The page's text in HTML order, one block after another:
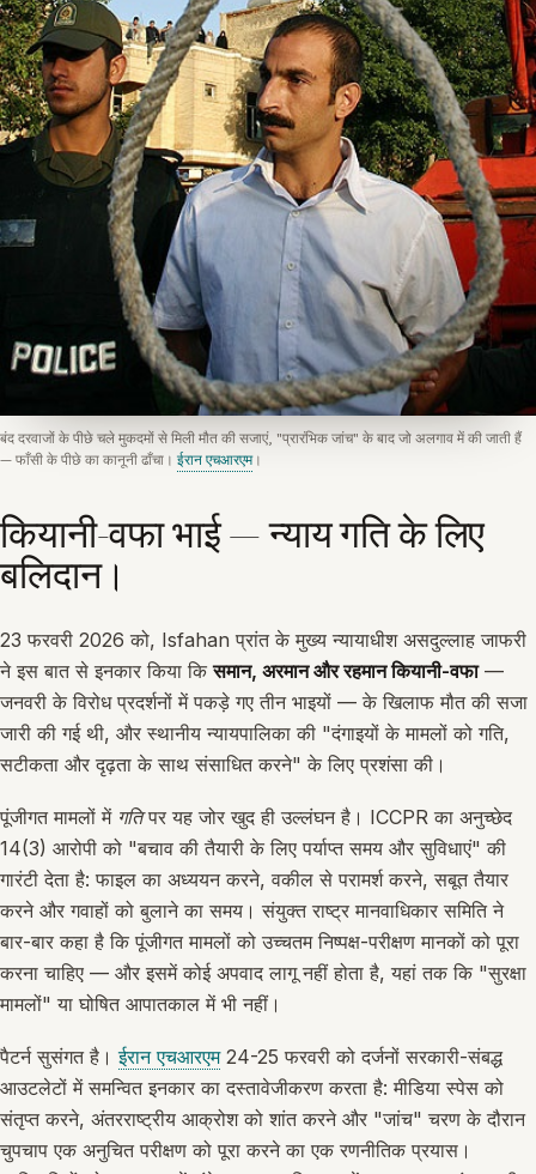
कियानी-वफा भाई — न्याय गति के लिए
बलिदान।
23 फरवरी 2026 को, Isfahan प्रांत के मुख्य न्यायाधीश असदुल्लाह जाफरी
ने इस बात से इनकार किया किसमान, अरमान और रहमान कियानी-वफा—
जनवरी के विरोध प्रदर्शनों में पकड़े गए तीन भाइयों — के खिलाफ मौत की सजा
जारी की गई थी, और स्थानीय न्यायपालिका की "दंगाइयों के मामलों को गति,
सटीकता और दृढ़ता के साथ संसाधित करने" के लिए प्रशंसा की।
पूंजीगत मामलों में गतिपर यह जोर खुद ही उल्लंघन है। ICCPR का अनुच्छेद
14(3) आरोपी को "बचाव की तैयारी के लिए पर्याप्त समय और सुविधाएं" की
गारंटी देता है: फाइल का अध्ययन करने, वकील से परामर्श करने, सबूत तैयार
करने और गवाहों को बुलाने का समय। संयुक्त राष्ट्र मानवाधिकार समिति ने
बार-बार कहा है कि पूंजीगत मामलों को उच्चतम निष्पक्ष-परीक्षण मानकों को पूरा
करना चाहिए — और इसमें कोई अपवाद लागू नहीं होता है, यहां तक कि "सुरक्षा
मामलों" या घोषित आपातकाल में भी नहीं।
पैटर्न सुसंगत है।ईरान एचआरएम24-25 फरवरी को दर्जनों सरकारी-संबद्ध
आउटलेटों में समन्वित इनकार का दस्तावेजीकरण करता है: मीडिया स्पेस को
संतृप्त करने, अंतरराष्ट्रीय आक्रोश को शांत करने और "जांच" चरण के दौरान
चुपचाप एक अनुचित परीक्षण को पूरा करने का एक रणनीतिक प्रयास।
बंद दरवाजों के पीछे चले मुकदमों से मिली मौत की सजाएं, "प्रारंभिक जांच" के बाद जो अलगाव में की जाती हैं
— फाँसी के पीछे का कानूनी ढाँचा। ईरान एचआरएम।